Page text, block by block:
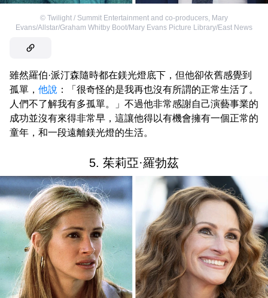
© Twilight / Summit Entertainment and co-producers, Mary
Evans/Allstar/Graham Whitby Boot/Mary Evans Picture Library/East News
雖然羅伯·派汀森隨時都在鎂光燈底下，但他卻依舊感覺到
孤單， 他說 ：「很奇怪的是我再也沒有所謂的正常生活了。
人們不了解我有多孤單。」不過他非常感謝自己演藝事業的
成功並沒有來得非常早，這讓他得以有機會擁有一個正常的
童年，和一段遠離鎂光燈的生活。
5. 茱莉亞·羅勃茲